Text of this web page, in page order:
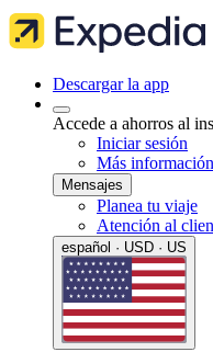
Descargar la app
Accede a ahorros al
Iniciar sesión
Más
Mensajes
Planea tu viaje
Atención al
español · USD · US